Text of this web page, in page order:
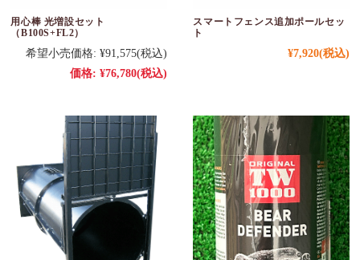
用心棒 光増設セット
（B100S+FL2）
希望小売価格: ¥91,575(税込)
価格: ¥76,780(税込)
スマートフェンス追加ポールセッ
ト
¥7,920(税込)